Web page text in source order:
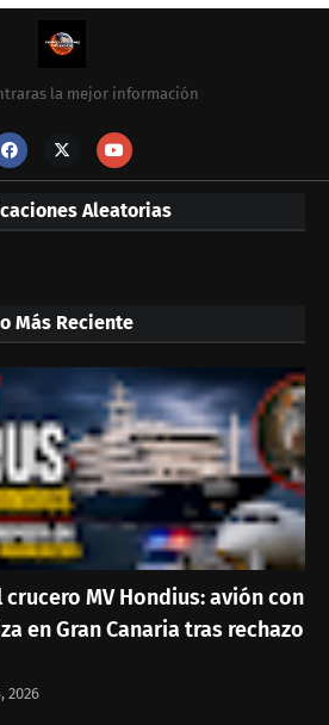
la mejor información
Aleatorias
Más Reciente
MV Hondius: avión con
en Gran Canaria tras rechazo
2026